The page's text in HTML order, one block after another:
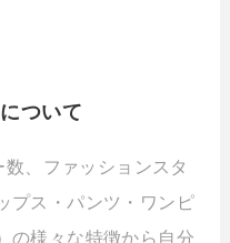
ついて
、ファッションスタ
プス・パンツ・ワンピ
の様々な特徴から自分